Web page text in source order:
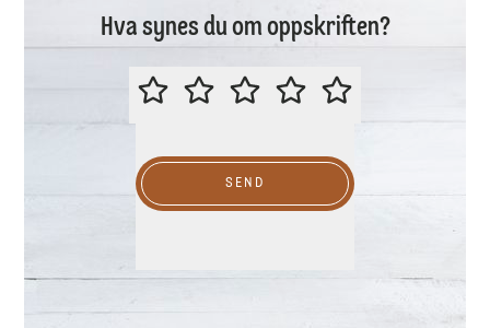
Hva synes du om oppskriften?
VURDER GJERNE DENNE
SEND